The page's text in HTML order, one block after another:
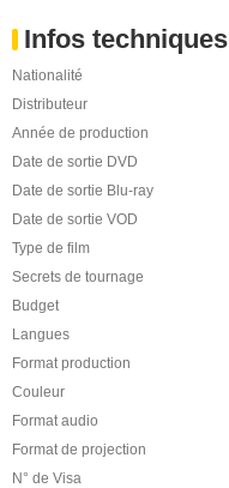
Infos techniques
Nationalité
Distributeur
Année de production
Date de sortie DVD
Date de sortie Blu-ray
Date de sortie VOD
Type de film
Secrets de tournage
Budget
Langues
Format production
Couleur
Format audio
Format de projection
N° de Visa